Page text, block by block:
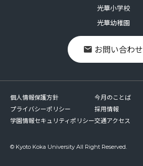
光華小学校
光華幼稚園
お問い合わせ
個人情報保護方針
プライバシーポリシー
学園情報セキュリティポリシー
今月のことば
採用情報
交通アクセス
© Kyoto Koka University All Right Reserved.